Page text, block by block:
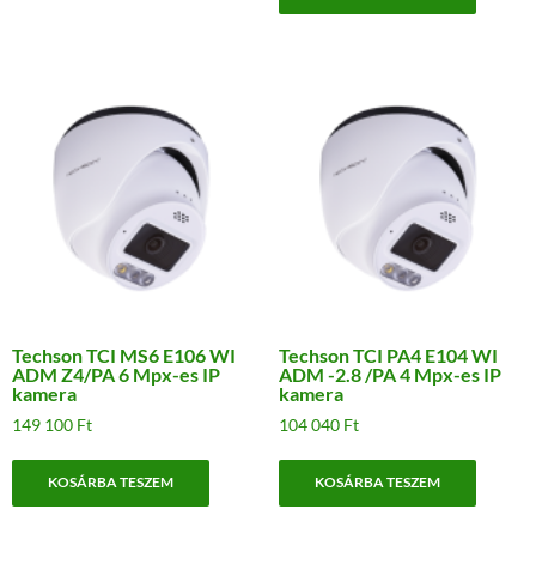
Techson TCI MS6 E106 WI
ADM Z4/PA 6 Mpx-es IP
kamera
149 100 Ft
KOSÁRBA TESZEM
Techson TCI PA4 E104 WI
ADM -2.8 /PA 4 Mpx-es IP
kamera
104 040 Ft
KOSÁRBA TESZEM